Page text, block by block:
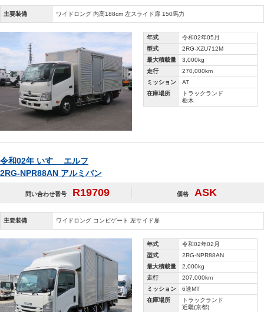
主要装備 ワイドロング 内高188cm 左スライド扉 150馬力
年式
令和02年05月
型式
2RG-XZU712M
最大積載量
3,000kg
走行
270,000km
ミッション
AT
在庫場所
トラックランド
栃木
令和02年 いすゞ エルフ
2RG-NPR88AN アルミバン
問い合わせ番号 R19709 価格 ASK
主要装備 ワイドロング コンビゲート 左サイド扉
年式
令和02年02月
型式
2RG-NPR88AN
最大積載量
2,000kg
走行
207,000km
ミッション
6速MT
在庫場所
トラックランド
近畿(京都)